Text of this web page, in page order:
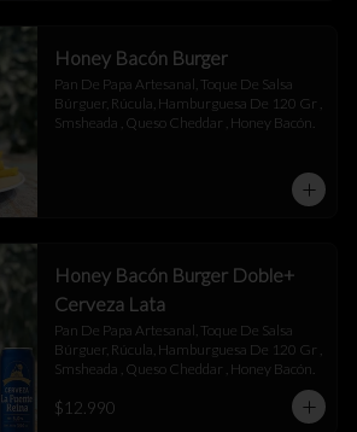
Honey Bacón Burger
Pan De Papa Artesanal, Toque De Salsa
Búrguer, Rúcula, Hamburguesa De 120 Gr ,
Smsheada , Queso Cheddar , Honey Bacón.
Honey Bacón Burger Doble+
Cerveza Lata
Pan De Papa Artesanal, Toque De Salsa
Búrguer, Rúcula, Hamburguesa De 120 Gr ,
Smsheada , Queso Cheddar , Honey Bacón.
$12.990